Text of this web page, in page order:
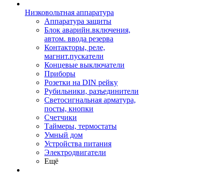
Низковольтная аппаратура
Аппаратура защиты
Блок аварийн.включения,
автом. ввода резерва
Контакторы, реле,
магнит.пускатели
Концевые выключатели
Приборы
Розетки на DIN рейку
Рубильники, разъединители
Светосигнальная арматура,
посты, кнопки
Счетчики
Таймеры, термостаты
Умный дом
Устройства питания
Электродвигатели
Ещё